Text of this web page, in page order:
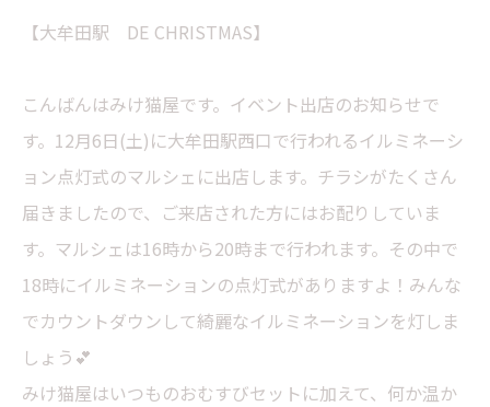
【大牟田駅 DE CHRISTMAS】
こんばんはみけ猫屋です。イベント出店のお知らせで
す。12月6日(土)に大牟田駅西口で行われるイルミネーシ
ョン点灯式のマルシェに出店します。チラシがたくさん
届きましたので、ご来店された方にはお配りしていま
す。マルシェは16時から20時まで行われます。その中で
18時にイルミネーションの点灯式がありますよ！みんな
でカウントダウンして綺麗なイルミネーションを灯しま
しょう💕
みけ猫屋はいつものおむすびセットに加えて、何か温か